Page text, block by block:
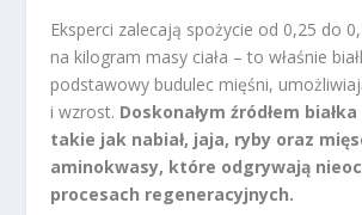
Eksperci zalecają spożycie od 0,25 do
na kilogram masy ciała – to właśnie
podstawowy budulec mięśni,
i wzrost. Doskonałym źródłem
takie jak nabiał, jaja, ryby oraz
aminokwasy, które odgrywają
procesach regeneracyjnych.